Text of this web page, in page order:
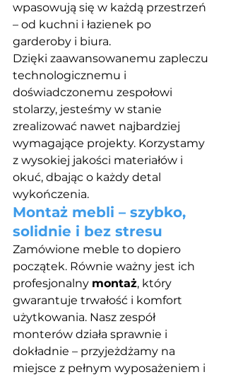
wpasowują się w każdą przestrzeń
– od kuchni i łazienek po
garderoby i biura.
Dzięki zaawansowanemu zapleczu
technologicznemu i
doświadczonemu zespołowi
stolarzy, jesteśmy w stanie
zrealizować nawet najbardziej
wymagające projekty. Korzystamy
z wysokiej jakości materiałów i
okuć, dbając o każdy detal
wykończenia.
Montaż mebli – szybko,
solidnie i bez stresu
Zamówione meble to dopiero
początek. Równie ważny jest ich
profesjonalny montaż, który
gwarantuje trwałość i komfort
użytkowania. Nasz zespół
monterów działa sprawnie i
dokładnie – przyjeżdżamy na
miejsce z pełnym wyposażeniem i